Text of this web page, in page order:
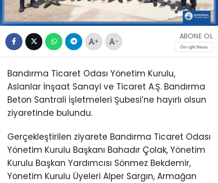
+ -
ABONE OL
Bandırma Ticaret Odası Yönetim Kurulu,
Aslanlar İnşaat Sanayi ve Ticaret A.Ş. Bandırma
Beton Santrali İşletmeleri Şubesi’ne hayırlı olsun
ziyaretinde bulundu.
Gerçekleştirilen ziyarete Bandırma Ticaret Odası
Yönetim Kurulu Başkanı Bahadır Çolak, Yönetim
Kurulu Başkan Yardımcısı Sönmez Bekdemir,
Yönetim Kurulu Üyeleri Alper Sargın, Armağan